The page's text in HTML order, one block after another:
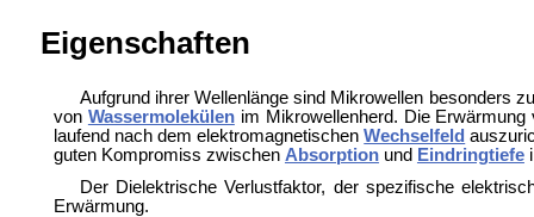
Eigenschaften
Aufgrund ihrer Wellenlänge sind Mikrowellen besonders
von Wassermolekülenim Mikrowellenherd. Die
laufend nach dem elektromagnetischenWechselfeld
guten Kompromiss zwischen Absorptionund Eindringtiefe
Der Dielektrische Verlustfaktor, der spezifische
Erwärmung.